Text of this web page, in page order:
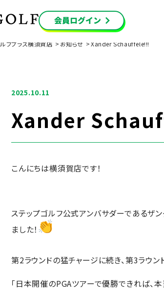
フプラス横須賀店 お知らせ Xander Schauffele!!!
2025.10.11
Xander
こんにちは横須賀店です！
ステップゴルフ公式アンバサダーであるザ
ました！
第2ラウンドの猛チャージに続き、第3ラウ
「日本開催のPGAツアーで優勝できれば、